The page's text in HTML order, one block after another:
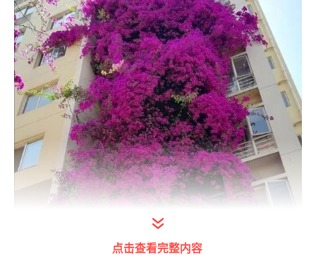
点击查看完整内容